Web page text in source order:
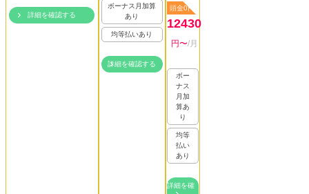
詳細を確認する
ボーナス月加算
あり
均等払いあり
詳細を確認する
頭金0円
12430
円〜/月
ボー
ナス
月加
算あ
り
均等
払い
あり
詳細を確